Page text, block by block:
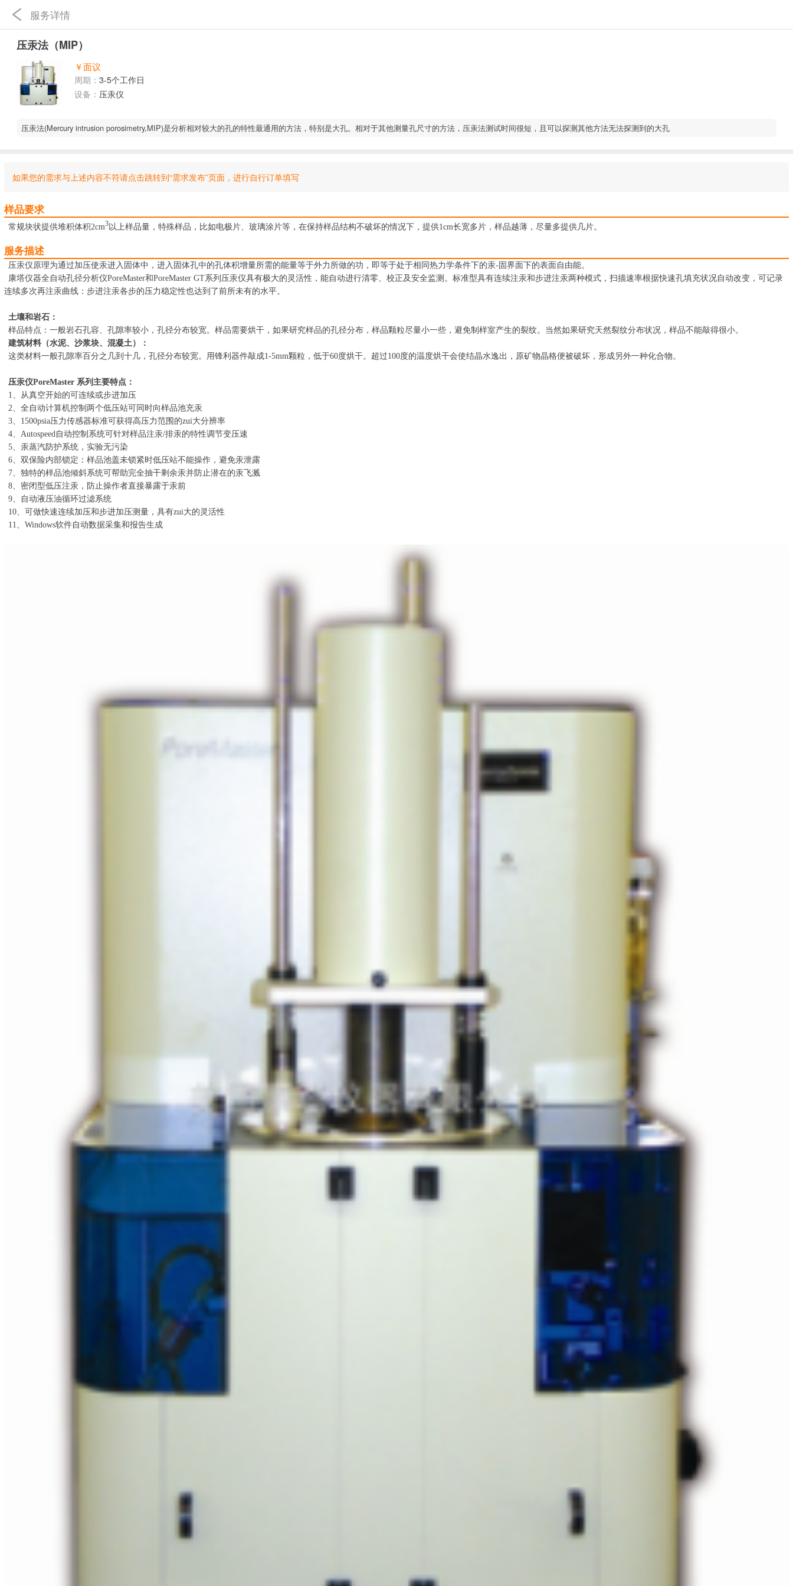
服务详情
压汞法（MIP）
￥面议
周期： 3-5个工作日
设备： 压汞仪
压汞法(Mercury intrusion porosimetry,MIP)是分析相对较大的孔的特性最通用的方法，特别是大孔。相对于其他测量孔尺寸的方法，压汞法测试时间很短，且可以探测其他方法无法探测到的大孔
如果您的需求与上述内容不符请点击跳转到“需求发布”页面，进行自行订单填写
样品要求
常规块状提供堆积体积2cm3以上样品量，特殊样品，比如电极片、玻璃涂片等，在保持样品结构不破坏的情况下，提供1cm长宽多片，样品越薄，尽量多提供几片。
服务描述
压汞仪原理为通过加压使汞进入固体中，进入固体孔中的孔体积增量所需的能量等于外力所做的功，即等于处于相同热力学条件下的汞-固界面下的表面自由能。
康塔仪器全自动孔径分析仪PoreMaster和PoreMaster GT系列压汞仪具有极大的灵活性，能自动进行清零、校正及安全监测。标准型具有连续注汞和步进注汞两种模式，扫描速率根据快速孔填充状况自动改变，可记录
连续多次再注汞曲线：步进注汞各步的压力稳定性也达到了前所未有的水平。
土壤和岩石：
样品特点：一般岩石孔容、孔隙率较小，孔径分布较宽。样品需要烘干，如果研究样品的孔径分布，样品颗粒尽量小一些，避免制样室产生的裂纹。当然如果研究天然裂纹分布状况，样品不能敲得很小。
建筑材料（水泥、沙浆块、混凝土）：
这类材料一般孔隙率百分之几到十几，孔径分布较宽。用锋利器件敲成1-5mm颗粒，低于60度烘干。超过100度的温度烘干会使结晶水逸出，原矿物晶格便被破坏，形成另外一种化合物。
压汞仪PoreMaster 系列主要特点：
1、从真空开始的可连续或步进加压
2、全自动计算机控制两个低压站可同时向样品池充汞
3、1500psia压力传感器标准可获得高压力范围的zui大分辨率
4、Autospeed自动控制系统可针对样品注汞/排汞的特性调节变压速
5、汞蒸汽防护系统，实验无污染
6、双保险内部锁定：样品池盖未锁紧时低压站不能操作，避免汞泄露
7、独特的样品池倾斜系统可帮助完全抽干剩余汞并防止潜在的汞飞溅
8、密闭型低压注汞，防止操作者直接暴露于汞前
9、自动液压油循环过滤系统
10、可做快速连续加压和步进加压测量，具有zui大的灵活性
11、Windows软件自动数据采集和报告生成